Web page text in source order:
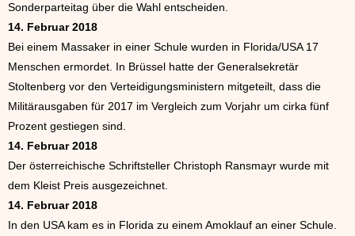
Sonderparteitag über die Wahl entscheiden.
14. Februar 2018
Bei einem Massaker in einer Schule wurden in Florida/USA 17
Menschen ermordet. In Brüssel hatte der Generalsekretär
Stoltenberg vor den Verteidigungsministern mitgeteilt, dass die
Militärausgaben für 2017 im Vergleich zum Vorjahr um cirka fünf
Prozent gestiegen sind.
14. Februar 2018
Der österreichische Schriftsteller Christoph Ransmayr wurde mit
dem Kleist Preis ausgezeichnet.
14. Februar 2018
In den USA kam es in Florida zu einem Amoklauf an einer Schule.